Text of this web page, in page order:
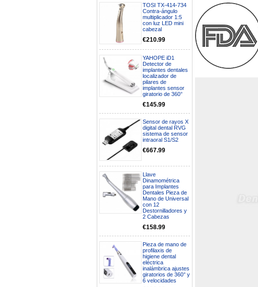
TOSI TX-414-734
Contra-ángulo
multiplicador 1:5
con luz LED mini
cabezal
€210.99
YAHOPE iD1
Detector de
implantes dentales
localizador de
pilares de
implantes sensor
giratorio de 360°
€145.99
Sensor de rayos X
digital dental RVG
sistema de sensor
intraoral S1/S2
€667.99
Llave
Dinamométrica
para Implantes
Dentales Pieza de
Mano de Universal
con 12
Destornilladores y
2 Cabezas
€158.99
Pieza de mano de
profilaxis de
higiene dental
eléctrica
inalámbrica ajustes
giratorios de 360° y
6 velocidades
Boa noite gostaria de saber se
seria possível entrega em
Portugal e quanto tempo no
máximo demoraria pra a morada
av Francisco Sá Carneiro n40
5430-423 Valpacos do seguinte
produto - Motor eléctrico dental
inalámbrico IPR pieza de mano
ortodoncia y pulido 2 en 1.
Rita
29/07/2026